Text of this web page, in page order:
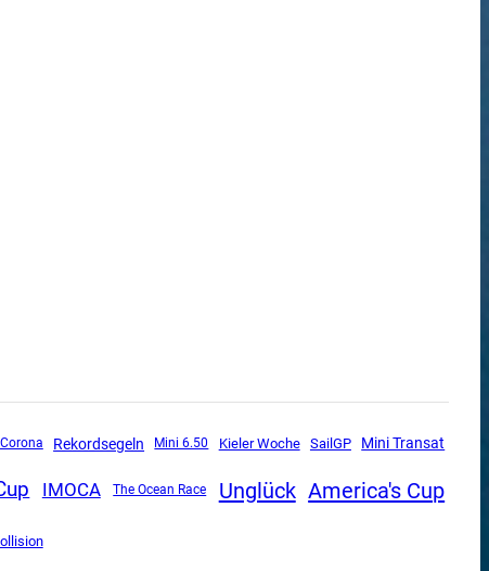
Corona Rekordsegeln Mini 6.50 Kieler Woche SailGP Mini Transat
IMOCA The Ocean Race Unglück America's Cup